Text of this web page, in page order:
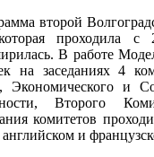
второй
проходила с
В работе
на заседаниях 4
Экономического и
Второго
комитетов
и